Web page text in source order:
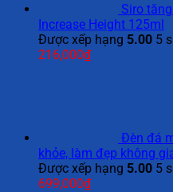
Siro
Increase Height 125ml
Được xếp hạng 5.00 5
216,000₫
Đèn đá
khỏe, làm đẹp không
Được xếp hạng 5.00 5
699,000₫